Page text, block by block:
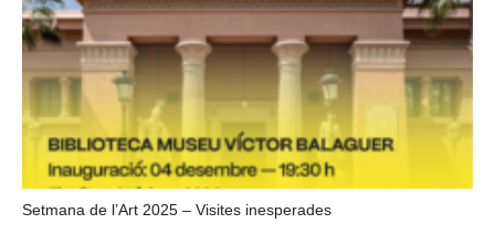
Setmana de l’Art 2025 – Visites inesperades